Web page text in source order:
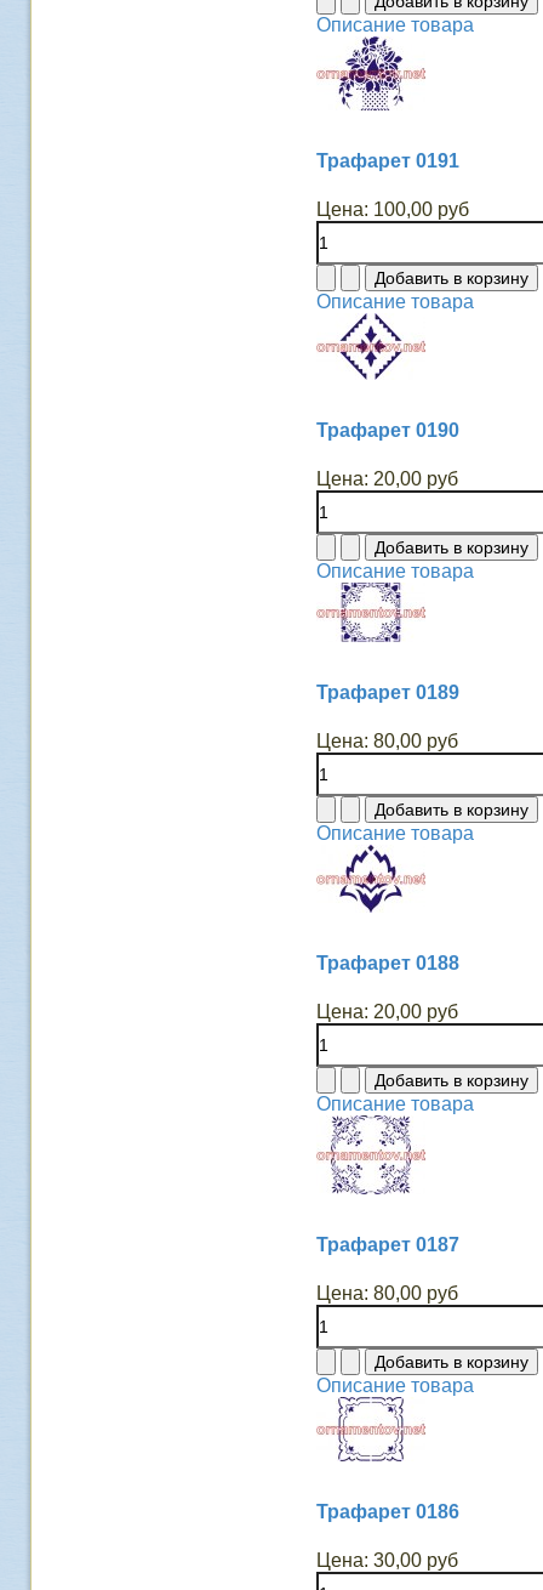
Описание товара
Трафарет 0191
Цена: 100,00 руб
Описание товара
Трафарет 0190
Цена: 20,00 руб
Описание товара
Трафарет 0189
Цена: 80,00 руб
Описание товара
Трафарет 0188
Цена: 20,00 руб
Описание товара
Трафарет 0187
Цена: 80,00 руб
Описание товара
Трафарет 0186
Цена: 30,00 руб